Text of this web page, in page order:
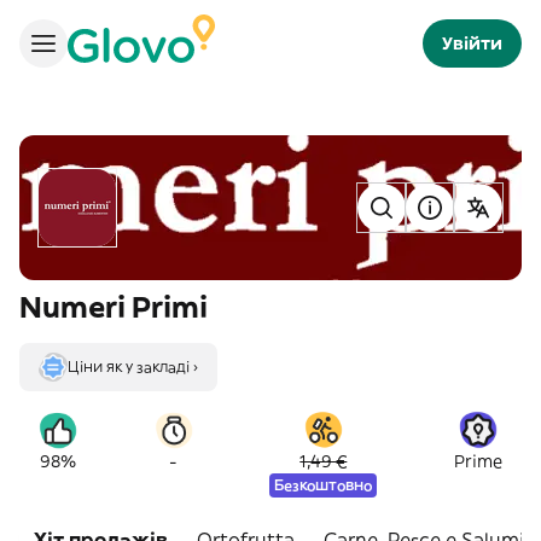
Увійти
Numeri Primi
Ціни як у закладі ›
98% - 1,49 €
Безкоштовно
Prime